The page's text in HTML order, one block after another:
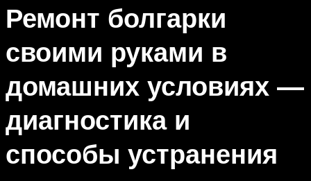
Ремонт болгарки
своими руками в
домашних условиях —
диагностика и
способы устранения